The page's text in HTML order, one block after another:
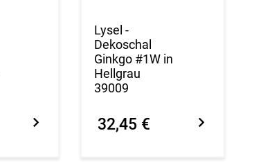
Lysel -
Dekoschal
Ginkgo #1W in
Hellgrau
39009
32,45 €